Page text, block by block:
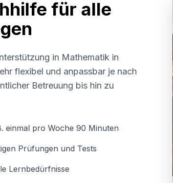
für alle
in Mathematik in
flexibel und anpassbar je nach
Betreuung bis hin zu
einmal pro Woche 90 Minuten
Prüfungen und Tests
Lernbedürfnisse